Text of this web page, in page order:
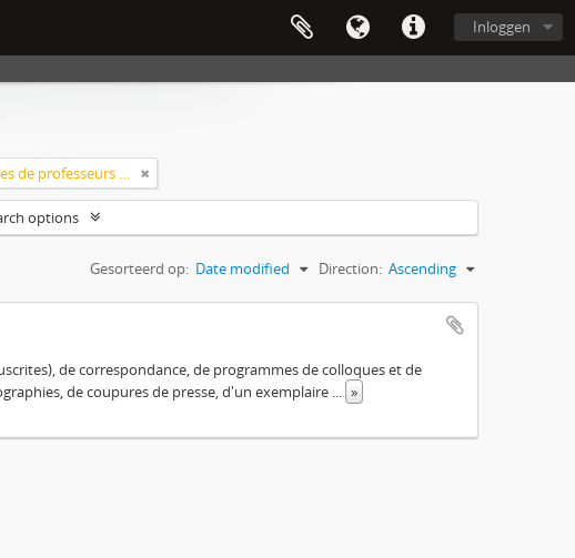
Inloggen
Classement > Archives de professeurs et chercheurs
options
Gesorteerd op: Date modified Direction: Ascending
de correspondance, de programmes de colloques et de
de coupures de presse, d'un exemplaire ... »